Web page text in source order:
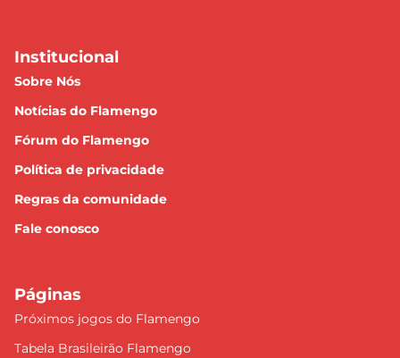
Institucional
Sobre Nós
Notícias do Flamengo
Fórum do Flamengo
Política de privacidade
Regras da comunidade
Fale conosco
Páginas
Próximos jogos do Flamengo
Tabela Brasileirão Flamengo